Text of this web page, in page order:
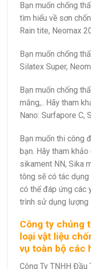
Bạn muốn chống
tìm hiểu về sơn
Rain tite, Neomax
Bạn muốn chống
Silatex Super,
Bạn muốn chống
măng,.. Hãy tham
Nano: Surfapore C,
Bạn muốn thi công
bạn. Hãy tham
sikament NN, Sika
tông sẽ có tác
có thể đáp ứng các
trình sử dụng lượng
Công ty chúng
loại vật liệu
vụ toàn bộ các
Công Ty TNHH Đầu